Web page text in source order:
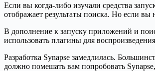
Если вы когда-либо изучали средства
отображает результаты поиска. Но если
В дополнение к запуску приложений и
использовать плагины для
Разработка Synapse замедлилась.
должно помешать вам попробовать